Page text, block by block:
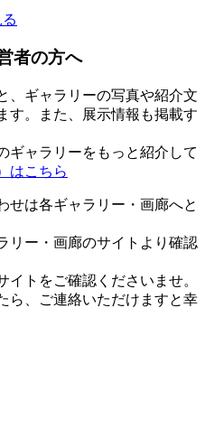
者の方へ
、ギャラリーの写真や紹介文
す。また、展示情報も掲載す
ギャラリーをもっと紹介して
はこちら
せは各ギャラリー・画廊へと
リー・画廊のサイトより確認
トをご確認くださいませ。
ら、ご連絡いただけますと幸